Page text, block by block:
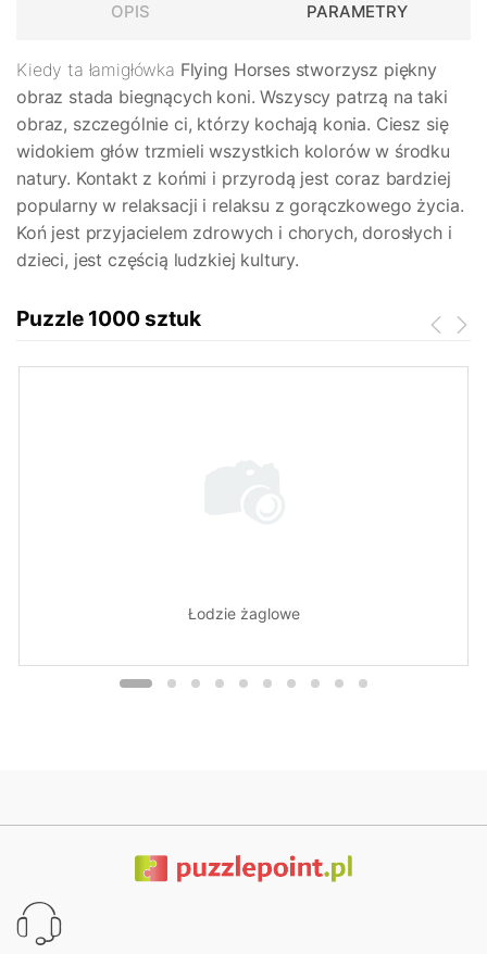
OPIS PARAMETRY
Kiedy ta łamigłówka Flying Horses stworzysz piękny
obraz stada biegnących koni. Wszyscy patrzą na taki
obraz, szczególnie ci, którzy kochają konia. Ciesz się
widokiem głów trzmieli wszystkich kolorów w środku
natury. Kontakt z końmi i przyrodą jest coraz bardziej
popularny w relaksacji i relaksu z gorączkowego życia.
Koń jest przyjacielem zdrowych i chorych, dorosłych i
dzieci, jest częścią ludzkiej kultury.
Puzzle 1000 sztuk
Łodzie żaglowe